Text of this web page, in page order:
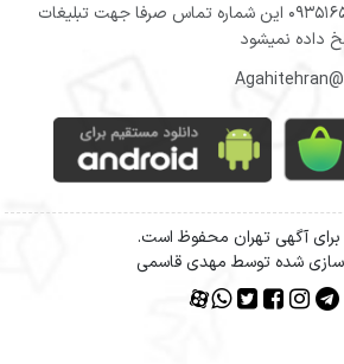
09351650974 این شماره تماس صرفا جهت تبلیغات
داده نمیشود
آگهی تهران محفوظ است.
شده توسط مهدی قاسمی